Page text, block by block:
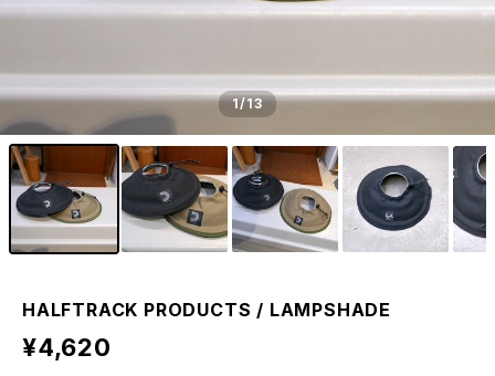
1/13
HALFTRACK PRODUCTS / LAMPSHADE
¥4,620